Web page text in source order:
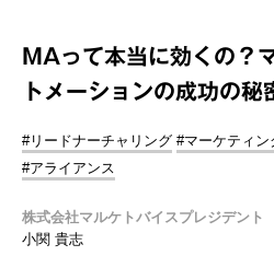
MAって本当に効くの？
トメーションの成功の秘
#リードナーチャリング #マーケティン
#アライアンス
株式会社マルケトバイスプレジデント
小関 貴志